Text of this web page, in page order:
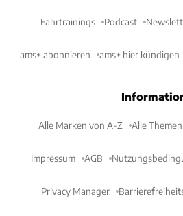
Fahrtrainings Podcast
ams+ abonnieren ams+ hier kündigen
Alle Marken von A-Z Alle
Impressum AGB
Privacy Manager